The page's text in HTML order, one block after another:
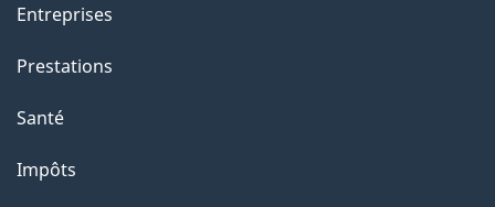
Entreprises
Prestations
Santé
Impôts